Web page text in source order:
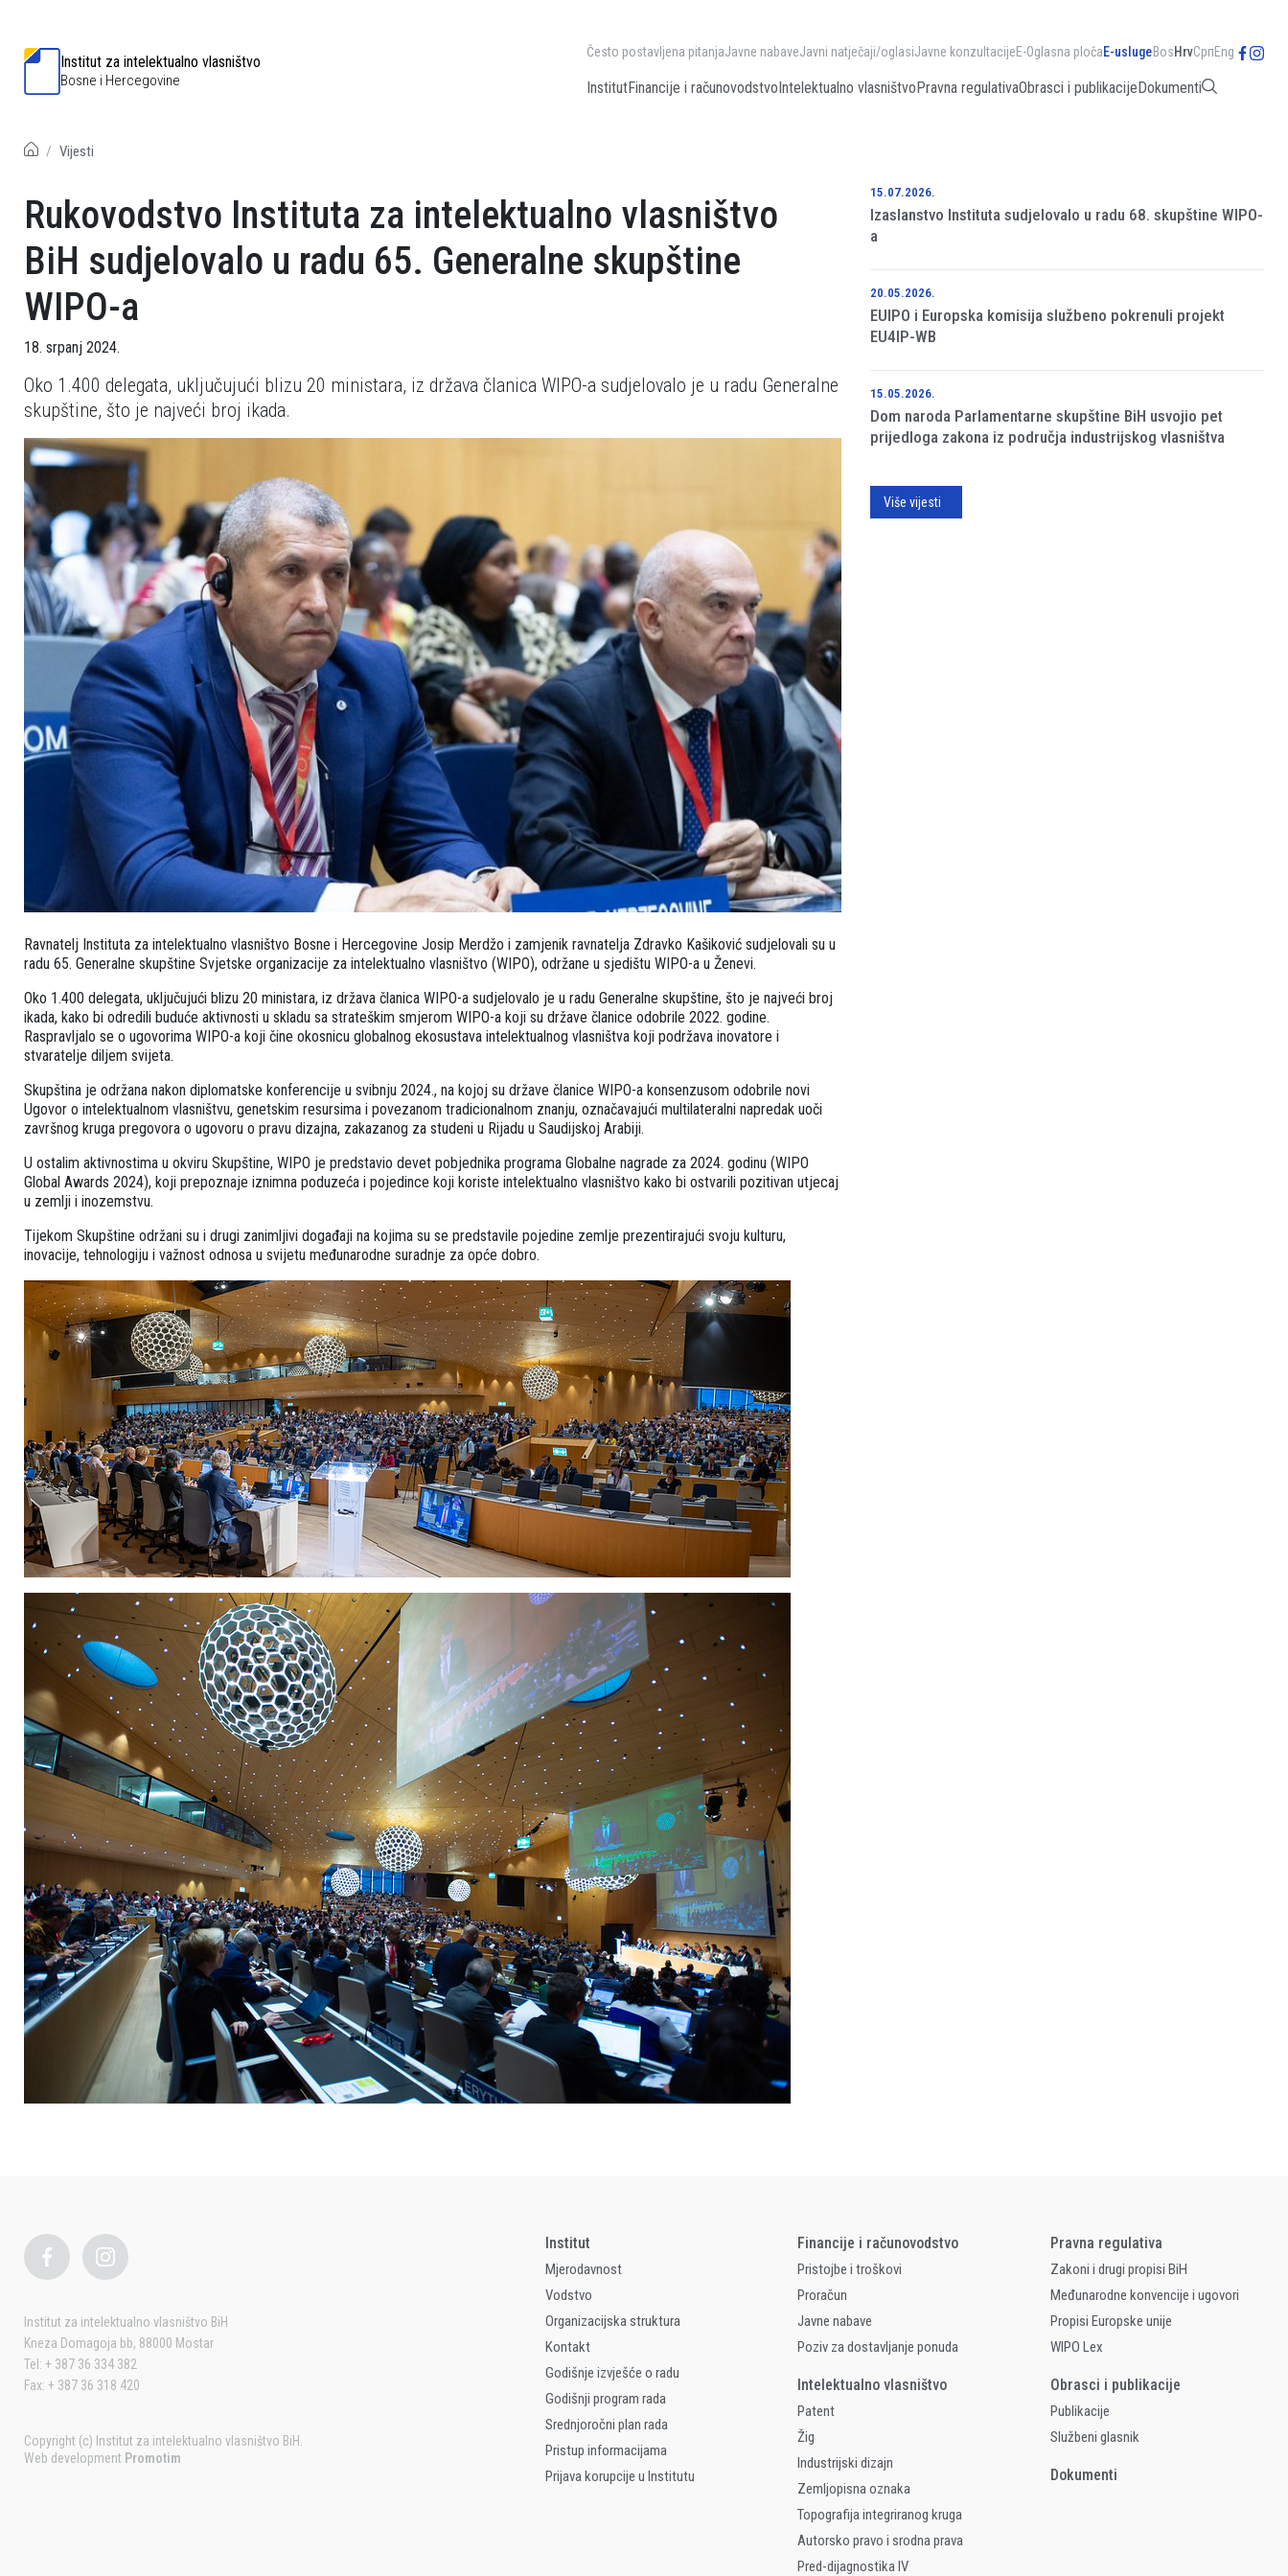
Institut za intelektualno vlasništvo
Bosne i Hercegovine
Često postavljena pitanjaJavne nabaveJavni natječaji/oglasiJavne konzultacijeE-Oglasna pločaE-uslugeBosHrvСрпEng
InstitutFinancije i računovodstvoIntelektualno vlasništvoPravna regulativaObrasci i publikacijeDokumenti
Vijesti
Rukovodstvo Instituta za intelektualno vlasništvo
BiH sudjelovalo u radu 65. Generalne skupštine
WIPO-a
18. srpanj 2024.
Oko 1.400 delegata, uključujući blizu 20 ministara, iz država članica WIPO-a sudjelovalo je u radu Generalne
skupštine, što je najveći broj ikada.
Ravnatelj Instituta za intelektualno vlasništvo Bosne i Hercegovine Josip Merdžo i zamjenik ravnatelja Zdravko Kašiković sudjelovali su u
radu 65. Generalne skupštine Svjetske organizacije za intelektualno vlasništvo (WIPO), održane u sjedištu WIPO-a u Ženevi.
Oko 1.400 delegata, uključujući blizu 20 ministara, iz država članica WIPO-a sudjelovalo je u radu Generalne skupštine, što je najveći broj
ikada, kako bi odredili buduće aktivnosti u skladu sa strateškim smjerom WIPO-a koji su države članice odobrile 2022. godine.
Raspravljalo se o ugovorima WIPO-a koji čine okosnicu globalnog ekosustava intelektualnog vlasništva koji podržava inovatore i
stvaratelje diljem svijeta.
Skupština je održana nakon diplomatske konferencije u svibnju 2024., na kojoj su države članice WIPO-a konsenzusom odobrile novi
Ugovor o intelektualnom vlasništvu, genetskim resursima i povezanom tradicionalnom znanju, označavajući multilateralni napredak uoči
završnog kruga pregovora o ugovoru o pravu dizajna, zakazanog za studeni u Rijadu u Saudijskoj Arabiji.
U ostalim aktivnostima u okviru Skupštine, WIPO je predstavio devet pobjednika programa Globalne nagrade za 2024. godinu (WIPO
Global Awards 2024), koji prepoznaje iznimna poduzeća i pojedince koji koriste intelektualno vlasništvo kako bi ostvarili pozitivan utjecaj
u zemlji i inozemstvu.
Tijekom Skupštine održani su i drugi zanimljivi događaji na kojima su se predstavile pojedine zemlje prezentirajući svoju kulturu,
inovacije, tehnologiju i važnost odnosa u svijetu međunarodne suradnje za opće dobro.
15.07.2026.
Izaslanstvo Instituta sudjelovalo u radu 68. skupštine WIPO-
a
20.05.2026.
EUIPO i Europska komisija službeno pokrenuli projekt
EU4IP-WB
15.05.2026.
Dom naroda Parlamentarne skupštine BiH usvojio pet
prijedloga zakona iz područja industrijskog vlasništva
Više vijesti
Institut za intelektualno vlasništvo BiH
Kneza Domagoja bb, 88000 Mostar
Tel: + 387 36 334 382
Fax: + 387 36 318 420
Copyright (c) Institut za intelektualno vlasništvo BiH.
Web development Promotim
Institut
Mjerodavnost
Vodstvo
Organizacijska struktura
Kontakt
Godišnje izvješće o radu
Godišnji program rada
Srednjoročni plan rada
Pristup informacijama
Prijava korupcije u Institutu
Financije i računovodstvo
Pristojbe i troškovi
Proračun
Javne nabave
Poziv za dostavljanje ponuda
Intelektualno vlasništvo
Patent
Žig
Industrijski dizajn
Zemljopisna oznaka
Topografija integriranog kruga
Autorsko pravo i srodna prava
Pred-dijagnostika IV
Pravna regulativa
Zakoni i drugi propisi BiH
Međunarodne konvencije i ugovori
Propisi Europske unije
WIPO Lex
Obrasci i publikacije
Publikacije
Službeni glasnik
Dokumenti